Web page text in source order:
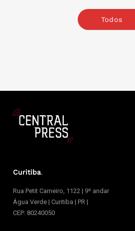
Todos
Curitiba.
Rua Petit Carneiro, 1122 | 9º andar
Água Verde | Curitiba | PR |
CEP: 80240050